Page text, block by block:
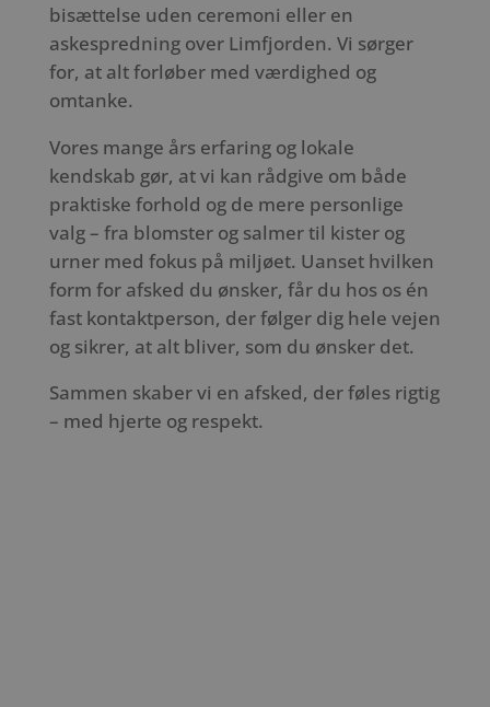
bisættelse uden ceremoni eller en
askespredning over Limfjorden. Vi sørger
for, at alt forløber med værdighed og
omtanke.
Vores mange års erfaring og lokale
kendskab gør, at vi kan rådgive om både
praktiske forhold og de mere personlige
valg – fra blomster og salmer til kister og
urner med fokus på miljøet. Uanset hvilken
form for afsked du ønsker, får du hos os én
fast kontaktperson, der følger dig hele vejen
og sikrer, at alt bliver, som du ønsker det.
Sammen skaber vi en afsked, der føles rigtig
– med hjerte og respekt.